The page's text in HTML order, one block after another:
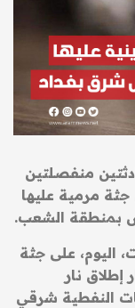
منفصلتين
مرمية عليها
بمنطقة الشعب.
اليوم، على جثة
إطلاق نار
النفطية شرقي